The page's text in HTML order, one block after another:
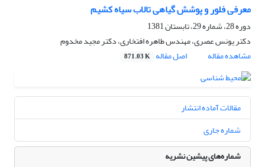
معرفی فلور و پوشش گیاهی تالاب سیاه کشیم
دوره 28، شماره 29، تابستان 1381
دکتر یونس عصری، مهندس طاهره افتخاری، دکتر مجید مخدوم
مشاهده مقاله
اصل مقاله 871.03 K
مقالات آماده انتشار
شماره جاری
شماره‌های پیشین نشریه